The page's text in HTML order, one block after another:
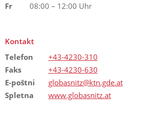
Fr
08:00 – 12:00 Uhr
Kontakt
Telefon
+43-4230-310
Faks
+43-4230-630
E-poštni
globasnitz@ktn.gde.at
Spletna
www.globasnitz.at